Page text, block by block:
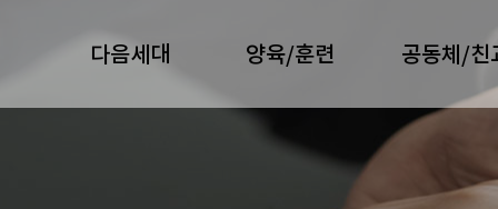
다음세대 양육/훈련 공동체/친